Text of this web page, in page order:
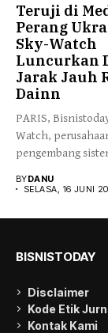
Teruji di
Perang
Sky-Watch
Luncurkan
Jarak Jauh
Dainn
PARIS,
Watch,
pengembang
BYDANU
SELASA, 16 JUNI
BISNISTODAY
Disclaimer
Kode Etik
Kontak Kami